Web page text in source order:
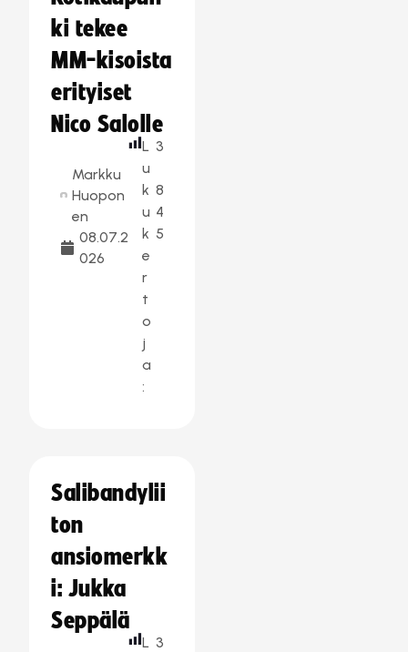
ki tekee
MM-kisoista
erityiset
Nico Salolle
Markku
Huopon
en
08.07.2
026
L
u
k
u
k
e
r
t
o
j
a
:
3
8
4
5
Salibandylii
ton
ansiomerkk
i: Jukka
Seppälä
L 3